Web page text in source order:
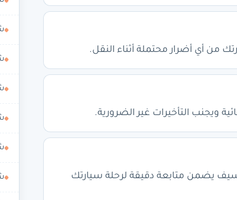
من أي أضرار محتملة أثناء النقل.
ويجنب التأخيرات غير الضرورية.
يضمن متابعة دقيقة لرحلة سيارتك